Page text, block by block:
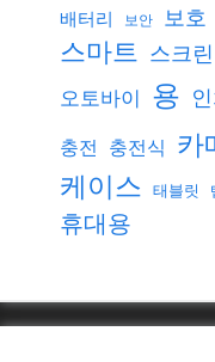
배터리 보안 보호
스마트 스크린
오토바이 용
충전 충전식 카
케이스 태블릿
휴대용